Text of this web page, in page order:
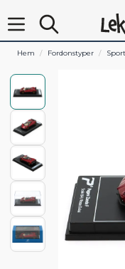
Hem Fordonstyper